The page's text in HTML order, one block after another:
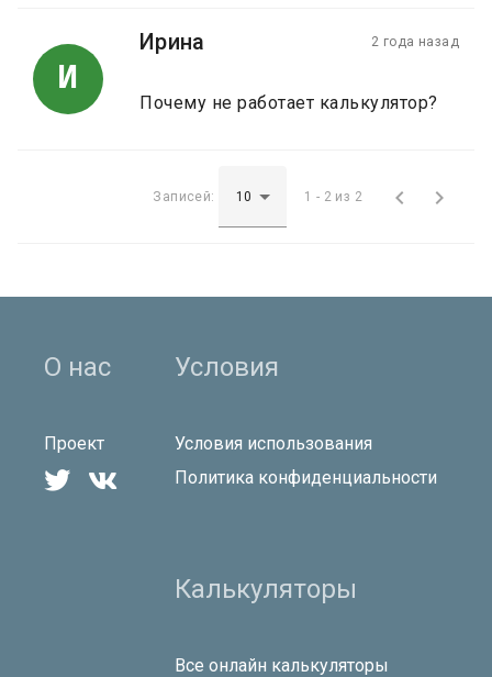
И
Ирина 2 года назад
Почему не работает калькулятор?
Записей: 1 - 2 из 2  
О нас
Проект
 
Условия
Условия использования
Политика конфиденциальности
Калькуляторы
Все онлайн калькуляторы